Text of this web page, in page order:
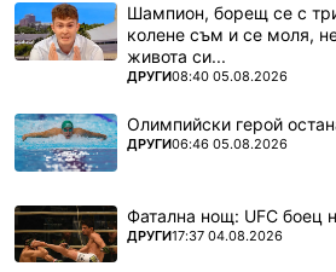
Шампион, борещ се с
колене съм и се моля,
живота си...
ПОВЕЧЕ ОТ
ДРУГИ08:40 05.08.2026
Олимпийски герой
ПОВЕЧЕ ОТ
ДРУГИ06:46 05.08.2026
Фатална нощ: UFC боец
ПОВЕЧЕ ОТ
ДРУГИ17:37 04.08.2026